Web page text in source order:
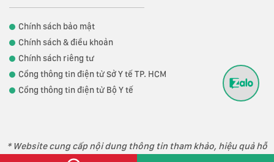
Chính sách bảo mật
Chính sách & điều khoản
Chính sách riêng tư
Cổng thông tin điện tử Sở Y tế TP. HCM
Cổng thông tin điện tử Bộ Y tế
* Website cung cấp nội dung thông tin tham khảo, hiệu quả hỗ